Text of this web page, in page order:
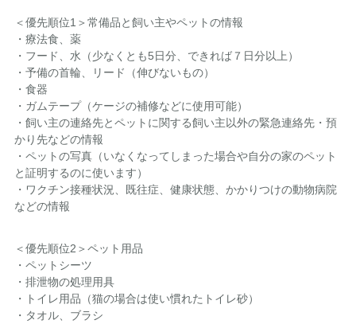
＜優先順位1＞常備品と飼い主やペットの情報
・療法食、薬
・フード、水（少なくとも5日分、できれば７日分以上）
・予備の首輪、リード（伸びないもの）
・食器
・ガムテープ（ケージの補修などに使用可能）
・飼い主の連絡先とペットに関する飼い主以外の緊急連絡先・預
かり先などの情報
・ペットの写真（いなくなってしまった場合や自分の家のペット
と証明するのに使います）
・ワクチン接種状況、既往症、健康状態、かかりつけの動物病院
などの情報
＜優先順位2＞ペット用品
・ペットシーツ
・排泄物の処理用具
・トイレ用品（猫の場合は使い慣れたトイレ砂）
・タオル、ブラシ